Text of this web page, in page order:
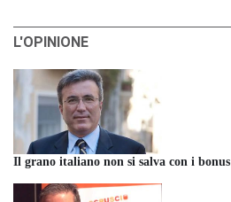
L'OPINIONE
Il grano italiano non si salva con i bonus